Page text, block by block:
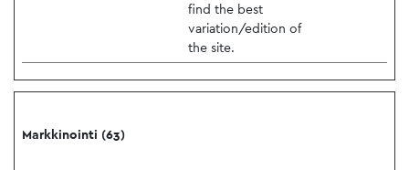
find the best
variation/edition of
the site.
Markkinointi (63)